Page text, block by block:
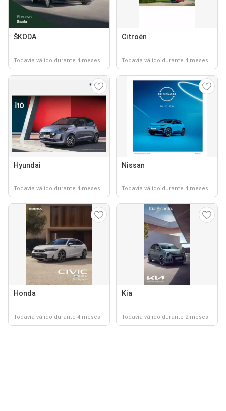
ŠKODA
Todavía válido durante 4 meses
Citroën
Todavía válido durante 4 meses
Hyundai
Todavía válido durante 4 meses
Nissan
Todavía válido durante 4 meses
Honda
Todavía válido durante 4 meses
Kia
Todavía válido durante 2 meses